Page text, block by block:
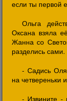
если ты первой
Ольга
Оксана взяла
Жанна со
разделись сами.
- Садись Оля
на четвереньки
- Извините -